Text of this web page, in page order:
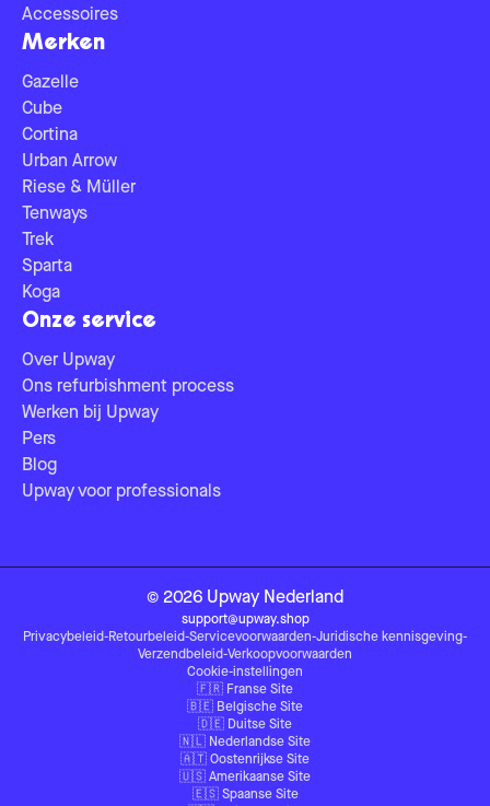
Accessoires
Merken
Gazelle
Cube
Cortina
Urban Arrow
Riese & Müller
Tenways
Trek
Sparta
Koga
Onze service
Over Upway
Ons refurbishment process
Werken bij Upway
Pers
Blog
Upway voor professionals
© 2026 Upway Nederland
support@upway.shop
Privacybeleid-Retourbeleid-Servicevoorwaarden-Juridische kennisgeving-
Verzendbeleid-Verkoopvoorwaarden
Cookie-instellingen
🇫🇷 Franse Site
🇧🇪 Belgische Site
🇩🇪 Duitse Site
🇳🇱 Nederlandse Site
🇦🇹 Oostenrijkse Site
🇺🇸 Amerikaanse Site
🇪🇸 Spaanse Site